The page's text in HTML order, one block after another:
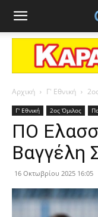
Αρχική Γ' Εθνική
Γ' Εθνική 2ος Όμιλος
ΠΟ
Βαγγέλη
16 Οκτωβρίου 2025 16:05